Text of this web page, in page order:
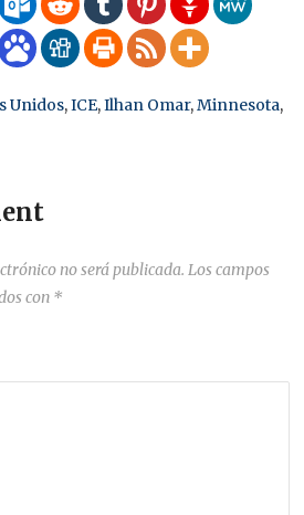
Unidos,ICE,Ilhan Omar,Minnesota,
no será publicada. Los campos
con *